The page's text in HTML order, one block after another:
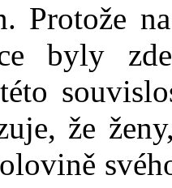
Protože
byly
že